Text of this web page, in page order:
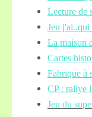
Lecture de
Jeu j'ai..qui
La maison
Cartes
Fabrique à
CP : rallye
Jeu du